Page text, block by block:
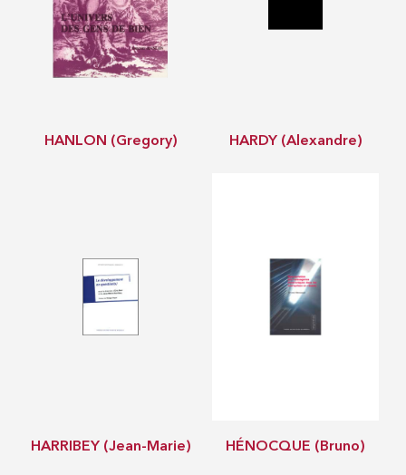
HANLON (Gregory) HARDY (Alexandre)
HARRIBEY (Jean-Marie) HÉNOCQUE (Bruno)